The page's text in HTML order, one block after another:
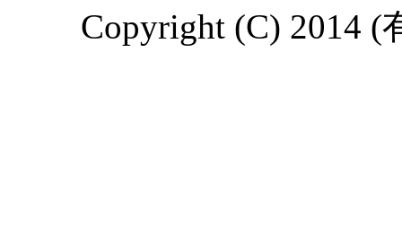
Copyright (C) 2014 (